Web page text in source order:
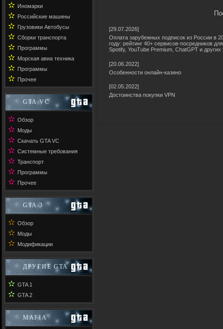
✫ Иномарки
✫ Российские машины
✫ Грузовики Автобусы
✫ Сборки транспорта
✫ Программы
✫ Морская авиа техника
✫ Программы
✫ Прочее
GTA VC
✫ Обзор
✫ Моды
✫ Скачать GTA VC
✫ Системные требования
✫ Транспорт
✫ Программы
✫ Прочее
GTA 3
✫ Обзор
✫ Моды
✫ Модификации
ДРУГИЕ GTA
✫ GTA 1
✫ GTA 2
MAFIA
[29.07.2026]
Оплата зарубежных подписок из России в
году: рейтинг 40+ сервисов-посредников
Spotify, YouTube Premium, ChatGPT и других
[20.06.2022]
Особенности онлайн-казино
[02.05.2022]
Достоинства покупки VPN